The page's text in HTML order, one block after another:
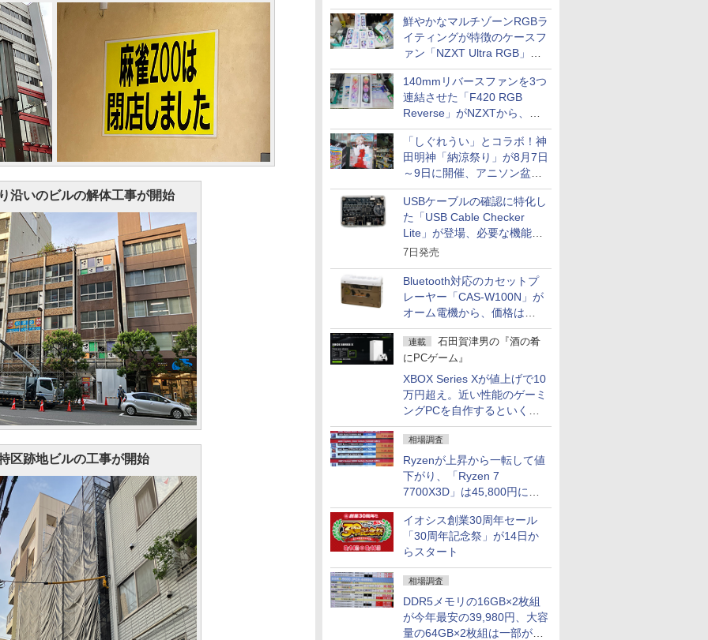
鮮やかなマルチゾーンRGBラ
イティングが特徴のケースフ
ァン「NZXT Ultra RGB」が
発売、計8製品
140mmリバースファンを3つ
連結させた「F420 RGB
Reverse」がNZXTから、単
一フレーム採用
「しぐれうい」とコラボ！神
田明神「納涼祭り」が8月7日
～9日に開催、アニソン盆踊
りや屋台グルメなどもあり
USBケーブルの確認に特化し
た「USB Cable Checker
Lite」が登場、必要な機能を
凝縮しコンパクトに
7日発売
Bluetooth対応のカセットプ
レーヤー「CAS-W100N」が
オーム電機から、価格は
5,940円
連載
石田賀津男の『酒の肴
にPCゲーム』
XBOX Series Xが値上げで10
万円超え。近い性能のゲーミ
ングPCを自作するといくら
になる？
相場調査
Ryzenが上昇から一転して値
下がり、「Ryzen 7
7700X3D」は45,800円に急
落し「Ryzen 7 7800X3D」
との価格逆転解消 [8月前半の
CPU価格]
イオシス創業30周年セール
「30周年記念祭」が14日か
らスタート
相場調査
DDR5メモリの16GB×2枚組
が今年最安の39,980円、大容
量の64GB×2枚組は一部が続
沿いのビルの解体工事が開始
区跡地ビルの工事が開始